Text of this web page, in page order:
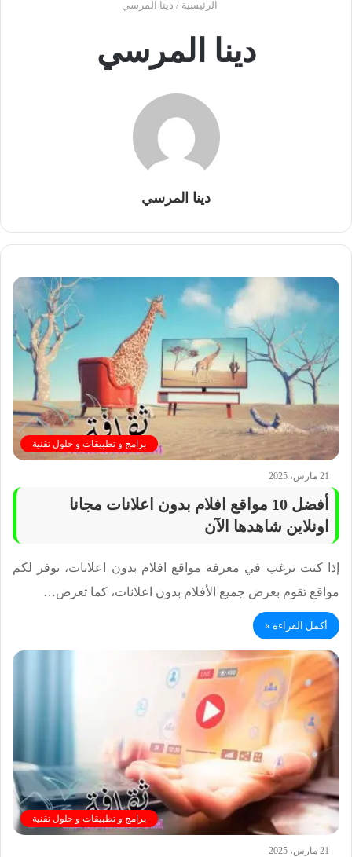
الرئيسية / دينا المرسي
دينا المرسي
دينا المرسي
برامج و تطبيقات و حلول تقنية
21 مارس، 2025
أفضل 10 مواقع افلام بدون اعلانات مجانا
اونلاين شاهدها الآن
إذا كنت ترغب في معرفة مواقع افلام بدون اعلانات، نوفر لكم
مواقع تقوم بعرض جميع الأفلام بدون اعلانات، كما تعرض…
أكمل القراءة »
برامج و تطبيقات و حلول تقنية
21 مارس، 2025